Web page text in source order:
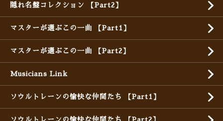
隠れ名盤コレクション 【Part2】
マスターが選ぶこの一曲 【Part1】
マスターが選ぶこの一曲 【Part2】
Musicians Link
ソウルトレーンの愉快な仲間たち 【Part1】
ソウルトレーンの愉快な仲間たち 【Part2】